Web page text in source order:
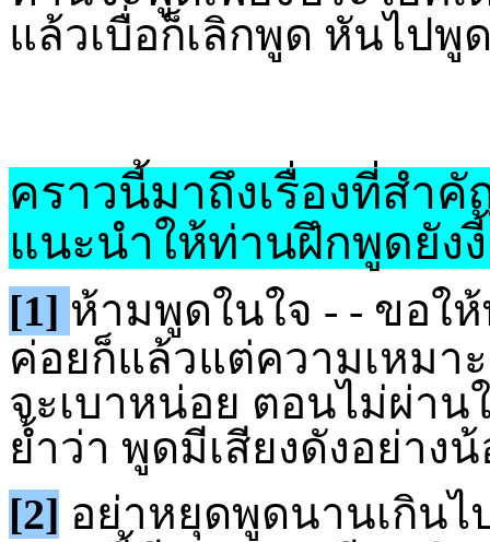
แล้วเบื่อก็เลิกพูด หันไปพู
คราวนี้มาถึงเรื่องที่สำ
แนะนำให้ท่านฝึกพูดยัง
[1] ห้ามพูดในใจ - - ขอใ
ค่อยก็แล้วแต่ความเหม
จะเบาหน่อย ตอนไม่ผ่า
ย้ำว่า พูดมีเสียงดังอย่าง
[2] อย่าหยุดพูดนานเกินไ